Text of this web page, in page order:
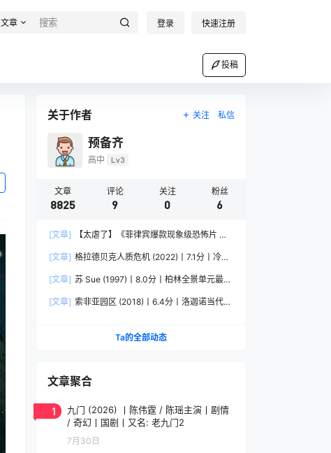
文章 登录 快速注册
投稿
关于作者 关注 私信
预备齐
高中 Lv3
文章
8825
评论
9
关注
0
粉丝
6
[文章]
【太虐了】《菲律宾爆款现象级恐怖片 菲
[文章] 格拉德贝克人质危机 (2022)丨7.1分丨冷门
[文章] 苏 Sue (1997)丨8.0分丨柏林全景单元最佳
[文章] 索非亚园区 (2018)丨6.4分丨洛迦诺当代电
Ta的全部动态
文章聚合
1
九门 (2026) 丨陈伟霆 / 陈瑶主演丨剧情
/ 奇幻丨国剧丨又名: 老九门2
7月30日